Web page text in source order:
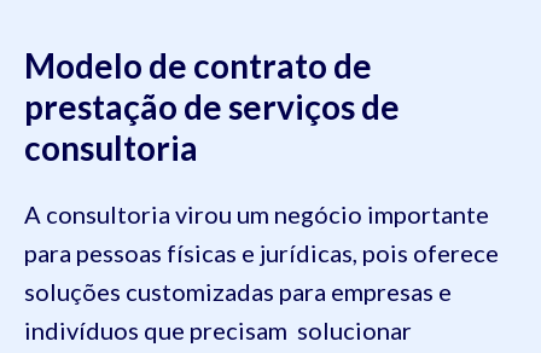
Modelo de contrato de
prestação de serviços de
consultoria
A consultoria virou um negócio importante
para pessoas físicas e jurídicas, pois oferece
soluções customizadas para empresas e
indivíduos que precisam solucionar